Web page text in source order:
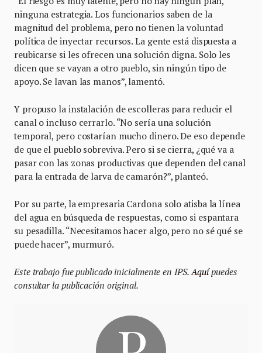
ninguna estrategia. Los funcionarios saben de la
magnitud del problema, pero no tienen la voluntad
política de inyectar recursos. La gente está dispuesta a
reubicarse si les ofrecen una solución digna. Solo les
dicen que se vayan a otro pueblo, sin ningún tipo de
apoyo. Se lavan las manos”, lamentó.
Y propuso la instalación de escolleras para reducir el
canal o incluso cerrarlo. “No sería una solución
temporal, pero costarían mucho dinero. De eso depende
de que el pueblo sobreviva. Pero si se cierra, ¿qué va a
pasar con las zonas productivas que dependen del canal
para la entrada de larva de camarón?”, planteó.
Por su parte, la empresaria Cardona solo atisba la línea
del agua en búsqueda de respuestas, como si espantara
su pesadilla. “Necesitamos hacer algo, pero no sé qué se
puede hacer”, murmuró.
Este trabajo fue publicado inicialmente en IPS. Aquípuedes
consultar la publicación original.